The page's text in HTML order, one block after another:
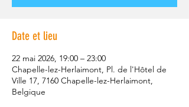
Date et lieu
22 mai 2026, 19:00 – 23:00
Chapelle-lez-Herlaimont, Pl. de l'Hôtel de
Ville 17, 7160 Chapelle-lez-Herlaimont,
Belgique